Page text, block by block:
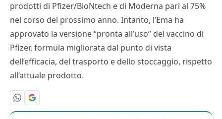
prodotti di Pfizer/BioNtech e di Moderna pari al 75%
nel corso del prossimo anno. Intanto, l’Ema ha
approvato la versione “pronta all’uso” del vaccino di
Pfizer, formula migliorata dal punto di vista
dell’efficacia, del trasporto e dello stoccaggio, rispetto
all’attuale prodotto.